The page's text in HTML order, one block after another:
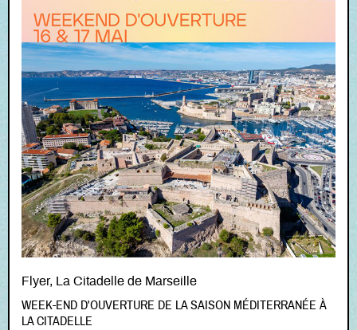
Flyer, La Citadelle de Marseille
WEEK-END D'OUVERTURE DE LA SAISON MÉDITERRANÉE À
LA CITADELLE